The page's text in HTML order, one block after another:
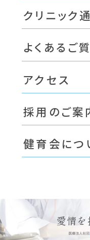
クリニック
よくあるご
アクセス
採用のご案
健育会につ
愛情